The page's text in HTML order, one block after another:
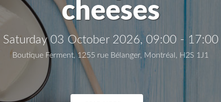
cheeses
Saturday 03 October 2026, 09:00 - 17:00
Boutique Ferment, 1255 rue Bélanger, Montréal, H2S 1J1